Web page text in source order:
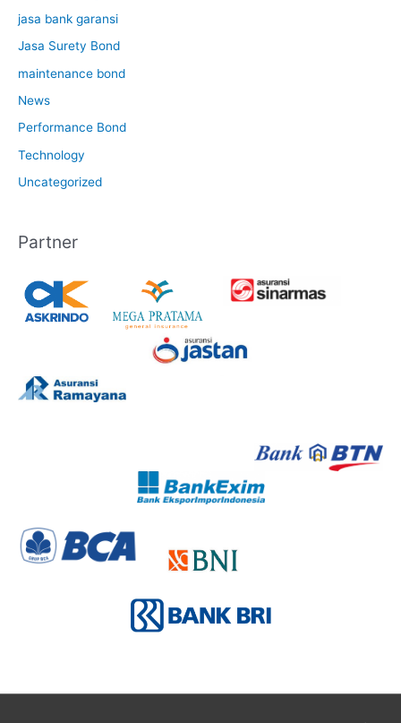
jasa bank garansi
Jasa Surety Bond
maintenance bond
News
Performance Bond
Technology
Uncategorized
Partner